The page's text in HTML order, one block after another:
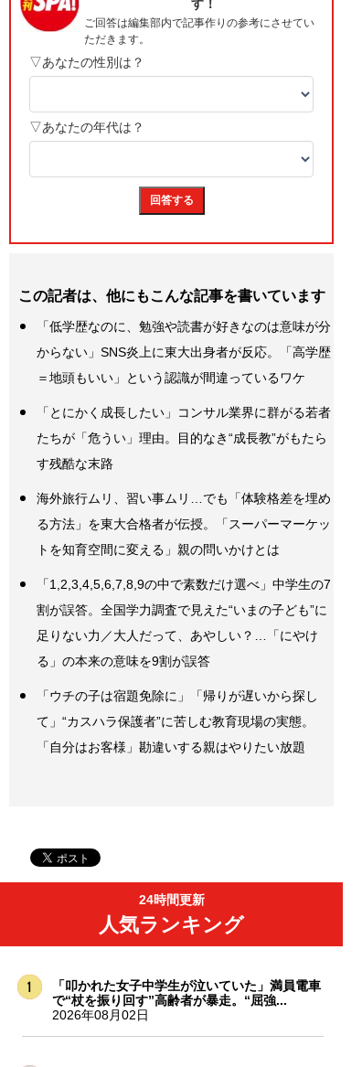
この記者は、他にもこんな記事を書いています
「低学歴なのに、勉強や読書が好きなのは意味が分
からない」SNS炎上に東大出身者が反応。「高学歴
＝地頭もいい」という認識が間違っているワケ
「とにかく成長したい」コンサル業界に群がる若者
たちが「危うい」理由。目的なき“成長教”がもたら
す残酷な末路
海外旅行ムリ、習い事ムリ…でも「体験格差を埋め
る方法」を東大合格者が伝授。「スーパーマーケッ
トを知育空間に変える」親の問いかけとは
「1,2,3,4,5,6,7,8,9の中で素数だけ選べ」中学生の7
割が誤答。全国学力調査で見えた“いまの子ども”に
足りない力／大人だって、あやしい？…「にやけ
る」の本来の意味を9割が誤答
「ウチの子は宿題免除に」「帰りが遅いから探し
て」“カスハラ保護者”に苦しむ教育現場の実態。
「自分はお客様」勘違いする親はやりたい放題
24時間更新
人気ランキング
「叩かれた女子中学生が泣いていた」満員電車
で“杖を振り回す”高齢者が暴走。“屈強...
2026年08月02日